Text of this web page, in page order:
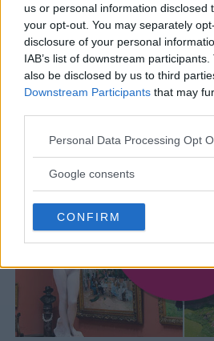
us or personal information disclosed
your opt-out. You may separately
disclosure of your personal
IAB’s list of downstream
also be disclosed by us to third
Downstream Participants that may
Please note that this website/app
not limited to your visit or usage
use your data for below specified
consent section.
Personal Data Processing Opt
Google consents
CONFIRM